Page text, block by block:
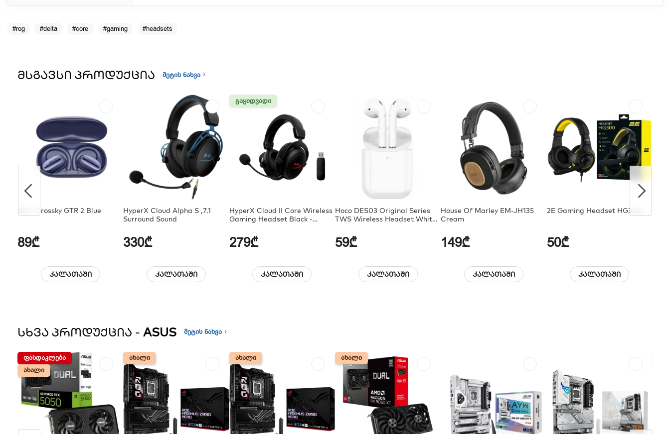
#rog #delta #core #gaming #headsets
ᲛᲡᲒᲐᲕᲡᲘ ᲞᲠᲝᲓᲣᲥᲪᲘᲐ მეტის ნახვა
QCY Crossky GTR 2 Blue
89₾
კალათაში
HyperX Cloud Alpha S ,7.1
Surround Sound
330₾
კალათაში
ᲒᲐᲧᲘᲓᲕᲐᲓᲘ
HyperX Cloud II Core Wireless
Gaming Headset Black -
279₾
კალათაში
Hoco DES03 Original Series
TWS Wireless Headset White
6942007624855)
59₾
კალათაში
House Of Marley EM-JH135
Cream
149₾
კალათაში
2E Gaming Headset HG300
50₾
კალათაში
ᲡᲮᲕᲐ ᲞᲠᲝᲓᲣᲥᲪᲘᲐ - ASUS მეტის ნახვა
ᲤᲐᲡᲓᲐᲙᲚᲔᲑᲐ
ᲐᲮᲐᲚᲘ
ᲤᲐᲡᲓᲐᲙᲚᲔᲑᲐ
ᲐᲮᲐᲚᲘ
ᲐᲮᲐᲚᲘ
ᲐᲮᲐᲚᲘ ᲐᲮᲐᲚᲘ
ᲐᲮᲐᲚᲘ ᲐᲮᲐᲚᲘ
ᲐᲮᲐᲚᲘ